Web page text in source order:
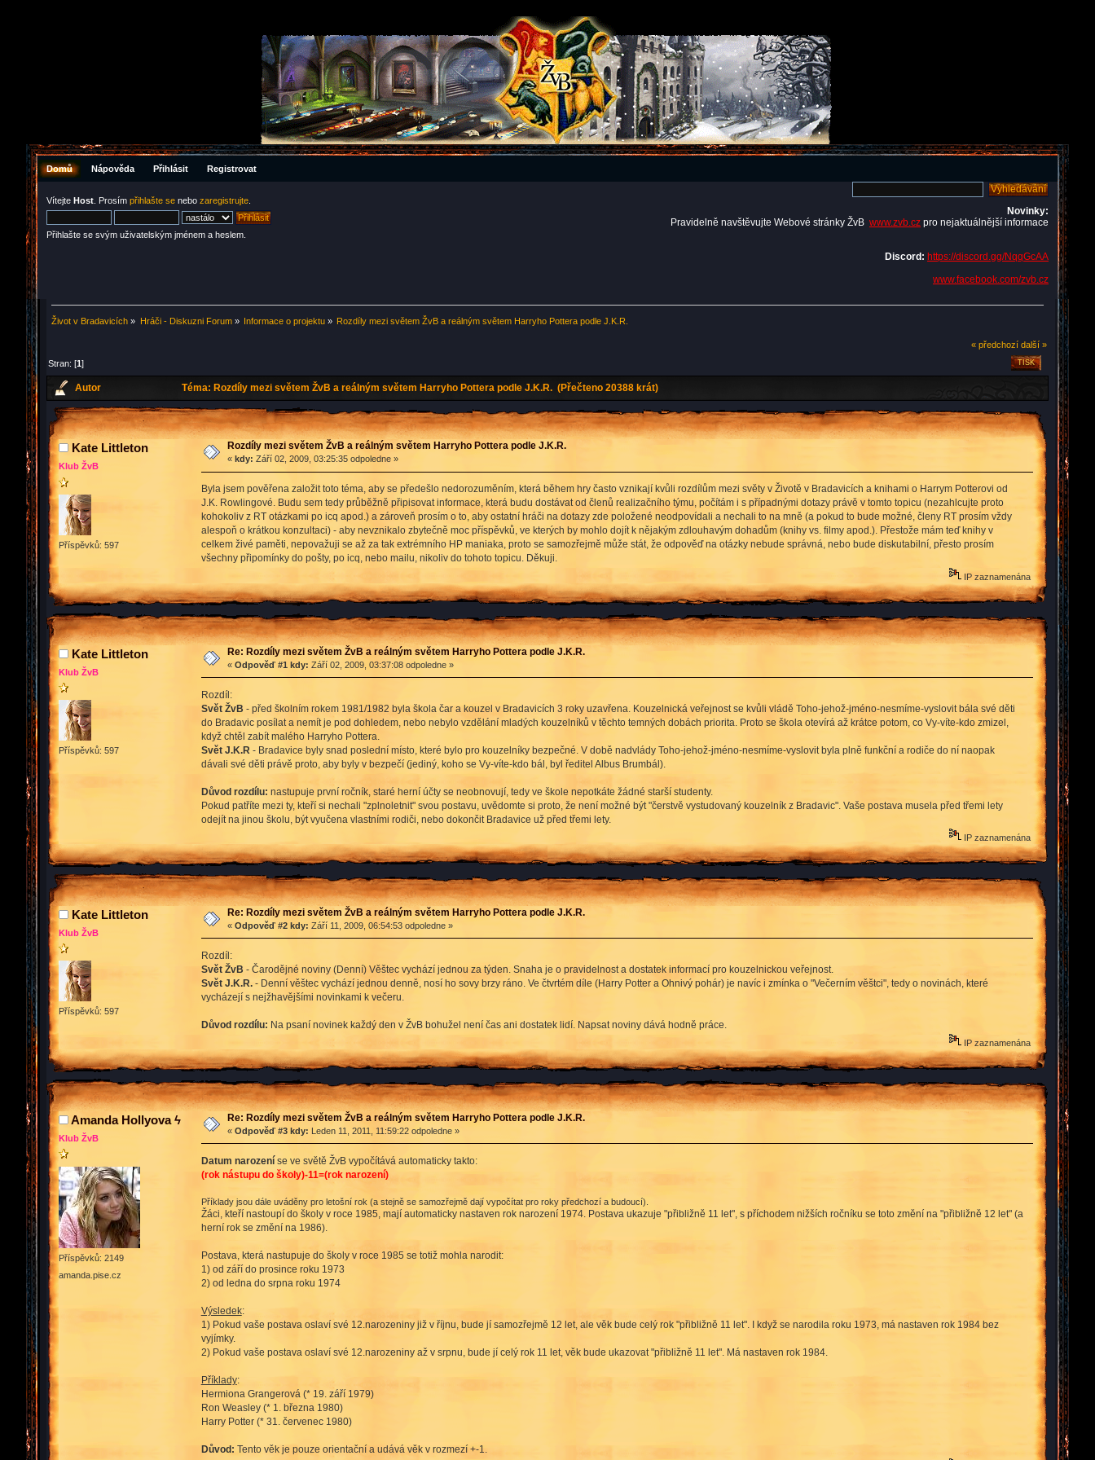
Domů Nápověda Přihlásit Registrovat
Vítejte Host . Prosím přihlašte se nebo zaregistrujte
Přihlašte se svým uživatelským jménem a heslem.
Novinky:
Pravidelně navštěvujte Webové stránky ŽvB www.zvb.cz pro nejaktuálnější informace
Discord: https://discord.gg/NqqGcAA
www.facebook.com/zvb.cz
Život v Bradavicích » Hráči - Diskuzni Forum» Informace o projektu» Rozdíly mezi světem ŽvB a reálným světem Harryho Pottera podle J.K.R.
« předchozí další »
TISK
Stran: [1]
Autor Téma: Rozdíly mezi světem ŽvB a reálným světem Harryho Pottera podle J.K.R. (Přečteno 20388 krát)
Kate Littleton
Klub ŽvB
Příspěvků: 597
Rozdíly mezi světem ŽvB a reálným světem Harryho Pottera podle J.K.R.
« kdy: Září 02, 2009, 03:25:35 odpoledne »
Byla jsem pověřena založit toto téma, aby se předešlo nedorozuměním, která během hry často vznikají kvůli rozdílům mezi světy v Životě v Bradavicích a knihami o Harrym Potterovi od
J.K. Rowlingové. Budu sem tedy průběžně připisovat informace, která budu dostávat od členů realizačního týmu, počítám i s případnými dotazy právě v tomto topicu (nezahlcujte proto
kohokoliv z RT otázkami po icq apod.) a zároveň prosím o to, aby ostatní hráči na dotazy zde položené neodpovídali a nechali to na mně (a pokud to bude možné, členy RT prosím vždy
alespoň o krátkou konzultaci) - aby nevznikalo zbytečně moc příspěvků, ve kterých by mohlo dojít k nějakým zdlouhavým dohadům (knihy vs. filmy apod.). Přestože mám teď knihy v
celkem živé paměti, nepovažuji se až za tak extrémního HP maniaka, proto se samozřejmě může stát, že odpověď na otázky nebude správná, nebo bude diskutabilní, přesto prosím
všechny připomínky do pošty, po icq, nebo mailu, nikoliv do tohoto topicu. Děkuji.
IP zaznamenána
Kate Littleton
Klub ŽvB
Příspěvků: 597
Re: Rozdíly mezi světem ŽvB a reálným světem Harryho Pottera podle J.K.R.
« Odpověď #1 kdy: Září 02, 2009, 03:37:08 odpoledne »
Rozdíl:
Svět ŽvB - před školním rokem 1981/1982 byla škola čar a kouzel v Bradavicích 3 roky uzavřena. Kouzelnická veřejnost se kvůli vládě Toho-jehož-jméno-nesmíme-vyslovit bála své děti
do Bradavic posílat a nemít je pod dohledem, nebo nebylo vzdělání mladých kouzelníků v těchto temných dobách priorita. Proto se škola otevírá až krátce potom, co Vy-víte-kdo zmizel,
když chtěl zabít malého Harryho Pottera.
Svět J.K.R - Bradavice byly snad poslední místo, které bylo pro kouzelníky bezpečné. V době nadvlády Toho-jehož-jméno-nesmíme-vyslovit byla plně funkční a rodiče do ní naopak
dávali své děti právě proto, aby byly v bezpečí (jediný, koho se Vy-víte-kdo bál, byl ředitel Albus Brumbál).
Důvod rozdílu: nastupuje první ročník, staré herní účty se neobnovují, tedy ve škole nepotkáte žádné starší studenty.
Pokud patříte mezi ty, kteří si nechali "zplnoletnit" svou postavu, uvědomte si proto, že není možné být "čerstvě vystudovaný kouzelník z Bradavic". Vaše postava musela před třemi lety
odejít na jinou školu, být vyučena vlastními rodiči, nebo dokončit Bradavice už před třemi lety.
IP zaznamenána
Kate Littleton
Klub ŽvB
Příspěvků: 597
Re: Rozdíly mezi světem ŽvB a reálným světem Harryho Pottera podle J.K.R.
« Odpověď #2 kdy: Září 11, 2009, 06:54:53 odpoledne »
Rozdíl:
Svět ŽvB - Čarodějné noviny (Denní) Věštec vychází jednou za týden. Snaha je o pravidelnost a dostatek informací pro kouzelnickou veřejnost.
Svět J.K.R. - Denní věštec vychází jednou denně, nosí ho sovy brzy ráno. Ve čtvrtém díle (Harry Potter a Ohnivý pohár) je navíc i zmínka o "Večerním věštci", tedy o novinách, které
vycházejí s nejžhavějšími novinkami k večeru.
Důvod rozdílu: Na psaní novinek každý den v ŽvB bohužel není čas ani dostatek lidí. Napsat noviny dává hodně práce.
IP zaznamenána
Amanda Hollyova ϟ
Klub ŽvB
Příspěvků: 2149
amanda.pise.cz
Re: Rozdíly mezi světem ŽvB a reálným světem Harryho Pottera podle J.K.R.
« Odpověď #3 kdy: Leden 11, 2011, 11:59:22 odpoledne »
Datum narození se ve světě ŽvB vypočítává automaticky takto:
(rok nástupu do školy)-11=(rok narození)
Příklady jsou dále uváděny pro letošní rok (a stejně se samozřejmě dají vypočítat pro roky předchozí a budoucí).
Žáci, kteří nastoupí do školy v roce 1985, mají automaticky nastaven rok narození 1974. Postava ukazuje "přibližně 11 let", s příchodem nižších ročníku se toto změní na "přibližně 12 let" (a
herní rok se změní na 1986).
Postava, která nastupuje do školy v roce 1985 se totiž mohla narodit:
1) od září do prosince roku 1973
2) od ledna do srpna roku 1974
Výsledek:
1) Pokud vaše postava oslaví své 12.narozeniny již v říjnu, bude jí samozřejmě 12 let, ale věk bude celý rok "přibližně 11 let". I když se narodila roku 1973, má nastaven rok 1984 bez
vyjímky.
2) Pokud vaše postava oslaví své 12.narozeniny až v srpnu, bude jí celý rok 11 let, věk bude ukazovat "přibližně 11 let". Má nastaven rok 1984.
Příklady:
Hermiona Grangerová (* 19. září 1979)
Ron Weasley (* 1. března 1980)
Harry Potter (* 31. červenec 1980)
Důvod: Tento věk je pouze orientační a udává věk v rozmezí +-1.